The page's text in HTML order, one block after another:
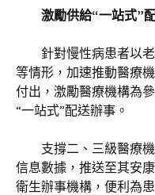
激勵供給“一站式”
針對慢性病患者以
等情形，加速推動醫療
付出，激勵醫療機構為
“一站式”配送辦事。
支撐二、三級醫療
信息數據，推送至其安
衛生辦事機構，便利為